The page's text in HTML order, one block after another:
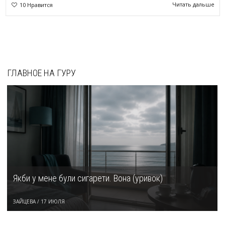
10 Нравится Читать дальше
ГЛАВНОЕ НА ГУРУ
Якби у мене були сигарети. Вона (уривок)
ЗАЙЦЕВА/ 17 ИЮЛЯ